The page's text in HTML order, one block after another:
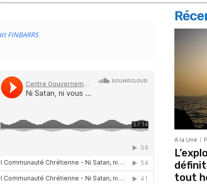
FINBARRS
A la Une
tout